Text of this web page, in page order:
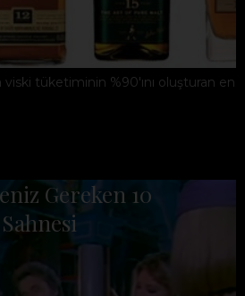
tüketiminin %90'ını oluşturan en
Gereken 10